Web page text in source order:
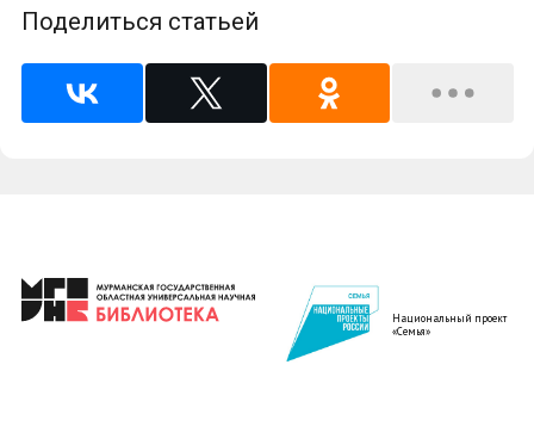
Поделиться статьей
Национальный проект
«Семья»